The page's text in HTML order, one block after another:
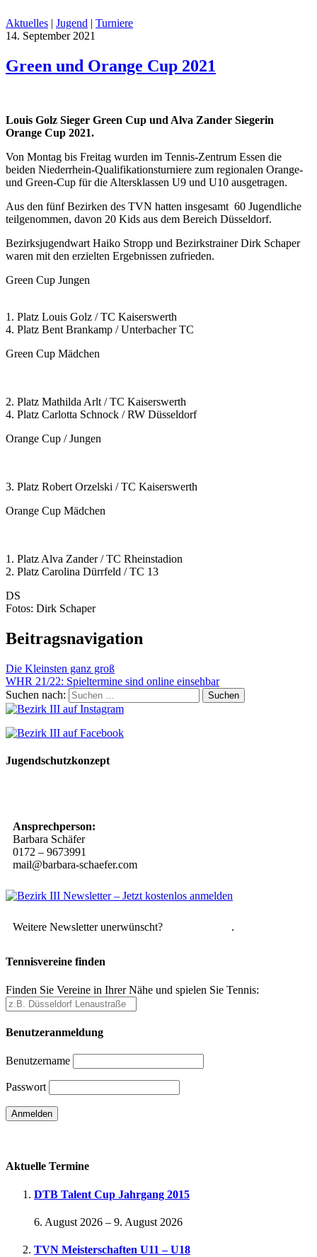
Aktuelles | Jugend | Turniere
14. September 2021
Green und Orange Cup 2021
Louis Golz Sieger Green Cup und Alva Zander Siegerin
Orange Cup 2021.
Von Montag bis Freitag wurden im Tennis-Zentrum Essen die
beiden Niederrhein-Qualifikationsturniere zum regionalen Orange-
und Green-Cup für die Altersklassen U9 und U10 ausgetragen.
Aus den fünf Bezirken des TVN hatten insgesamt 60 Jugendliche
teilgenommen, davon 20 Kids aus dem Bereich Düsseldorf.
Bezirksjugendwart Haiko Stropp und Bezirkstrainer Dirk Schaper
waren mit den erzielten Ergebnissen zufrieden.
Green Cup Jungen
1. Platz Louis Golz / TC Kaiserswerth
4. Platz Bent Brankamp / Unterbacher TC
Green Cup Mädchen
2. Platz Mathilda Arlt / TC Kaiserswerth
4. Platz Carlotta Schnock / RW Düsseldorf
Orange Cup / Jungen
3. Platz Robert Orzelski / TC Kaiserswerth
Orange Cup Mädchen
1. Platz Alva Zander / TC Rheinstadion
2. Platz Carolina Dürrfeld / TC 13
DS
Fotos: Dirk Schaper
Beitragsnavigation
Die Kleinsten ganz groß
WHR 21/22: Spieltermine sind online einsehbar
Suchen nach:
Jugendschutzkonzept
Ansprechperson:
Barbara Schäfer
0172 – 9673991
mail@barbara-schaefer.com
Weitere Newsletter unerwünscht? .
Tennisvereine finden
Finden Sie Vereine in Ihrer Nähe und spielen Sie Tennis:
Benutzeranmeldung
Benutzername
Passwort
Aktuelle Termine
DTB Talent Cup Jahrgang 2015
6. August 2026 – 9. August 2026
TVN Meisterschaften U11 – U18